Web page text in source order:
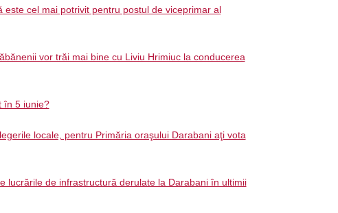
este cel mai potrivit pentru postul de viceprimar al
vor trăi mai bine cu Liviu Hrimiuc la conducerea
în 5 iunie?
locale, pentru Primăria oraşului Darabani aţi vota
lucrările de infrastructură derulate la Darabani în ultimii